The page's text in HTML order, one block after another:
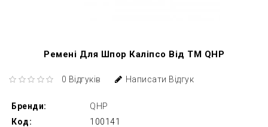
Ремені Для Шпор Каліпсо Від ТМ QHP
0 Відгуків Написати Відгук
Бренди:
QHP
Код:
100141